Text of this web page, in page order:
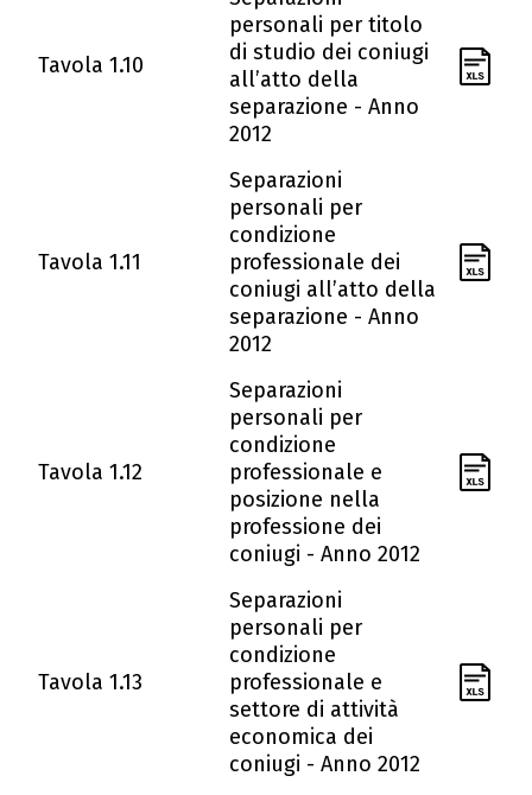
Tavola 1.10
personali per titolo
di studio dei coniugi
all’atto della
separazione - Anno
2012
Tavola 1.11
Separazioni
personali per
condizione
professionale dei
coniugi all’atto della
separazione - Anno
2012
Tavola 1.12
Separazioni
personali per
condizione
professionale e
posizione nella
professione dei
coniugi - Anno 2012
Tavola 1.13
Separazioni
personali per
condizione
professionale e
settore di attività
economica dei
coniugi - Anno 2012